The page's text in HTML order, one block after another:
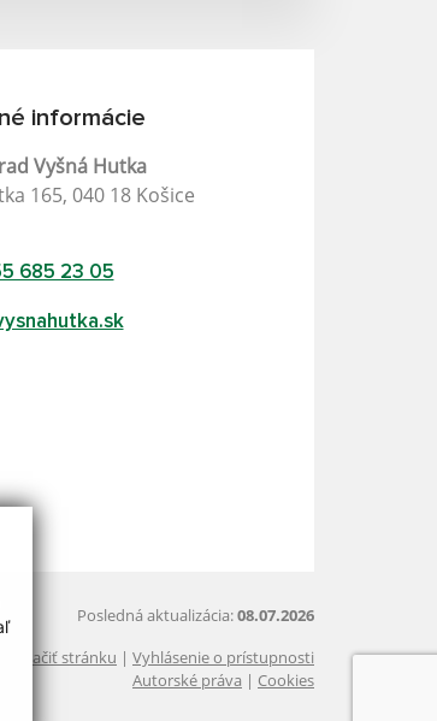
informácie
Vyšná Hutka
165, 040 18 Košice
685 23 05
Posledná aktualizácia:08.07.2026
Vytlačiť stránku | Vyhlásenie o prístupnosti
Autorské práva | Cookies